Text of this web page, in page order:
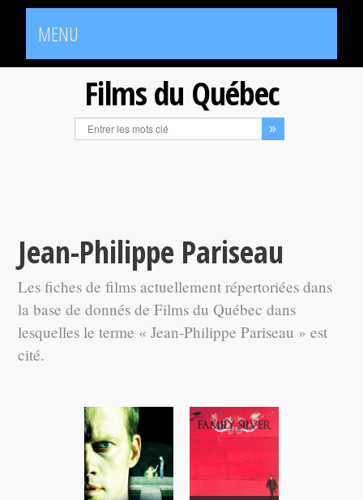
MENU
Films du Québec
Jean-Philippe Pariseau
Les fiches de films actuellement répertoriées dans
la base de donnés de Films du Québec dans
lesquelles le terme « Jean-Philippe Pariseau » est
cité.